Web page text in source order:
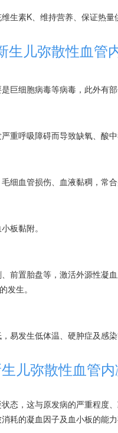
生素K、维持营养、保证热量
生儿弥散性血管
巨细胞病毒等病毒，此外有
重呼吸障碍而导致缺氧、酸中
细血管损伤、血液黏稠，常合
板黏附。
前置胎盘等，激活外源性凝
发生。
易发生低体温、硬肿症及感染
儿弥散性血管
态，这与原发病的严重程度
耗的凝血因子及血小板的能